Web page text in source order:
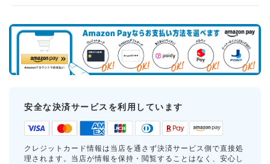
安全な決済サービスを利用しています
クレジットカード情報は当店を通さず決済サービス側で直接処
理されます。当店が情報を保持・閲覧することはなく、安心し